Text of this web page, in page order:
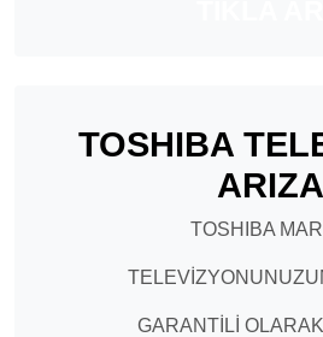
TOSHIBA
ARIZA
TOSHIBA
GARANTİLİ